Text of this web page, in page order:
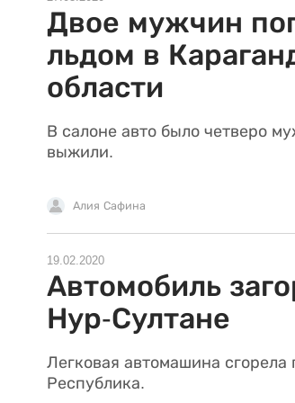
Двое мужчин
льдом в
области
В салоне авто было четверо
выжили.
Алия Сафина
19.02.2020
Автомобиль
Нур-Султане
Легковая автомашина сгорела
Республика.